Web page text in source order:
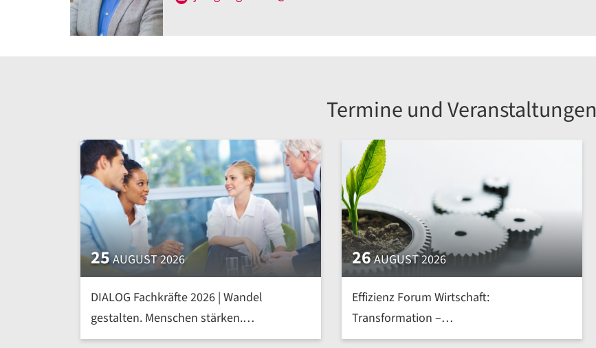
Termine und Veranstaltungen
25AUGUST 2026
DIALOG Fachkräfte 2026 | Wandel
gestalten. Menschen stärken.
Kompetenzen von morgen heute
26AUGUST 2026
Effizienz Forum Wirtschaft:
Transformation –
Nachhaltig.Effizient.Intelligent | mehr »